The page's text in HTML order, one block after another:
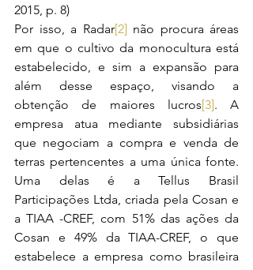
2015, p. 8)
Por isso, a Radar[2] não procura áreas
em que o cultivo da monocultura está
estabelecido, e sim a expansão para
além desse espaço, visando a
obtenção de maiores lucros[3]. A
empresa atua mediante subsidiárias
que negociam a compra e venda de
terras pertencentes a uma única fonte.
Uma delas é a Tellus Brasil
Participações Ltda, criada pela Cosan e
a TIAA -CREF, com 51% das ações da
Cosan e 49% da TIAA-CREF, o que
estabelece a empresa como brasileira